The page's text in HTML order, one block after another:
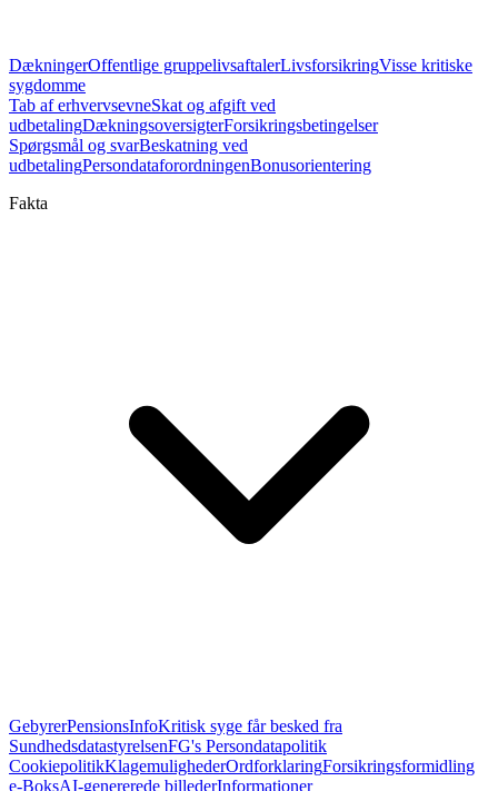
DækningerOffentlige gruppelivsaftalerLivsforsikringVisse kritiske
sygdomme
Tab af erhvervsevneSkat og afgift ved
udbetalingDækningsoversigterForsikringsbetingelser
Spørgsmål og svarBeskatning ved
udbetalingPersondataforordningenBonusorientering
Fakta
GebyrerPensionsInfoKritisk syge får besked fra
SundhedsdatastyrelsenFG's Persondatapolitik
CookiepolitikKlagemulighederOrdforklaringForsikringsformidling
e-BoksAI-genererede billederInformationer